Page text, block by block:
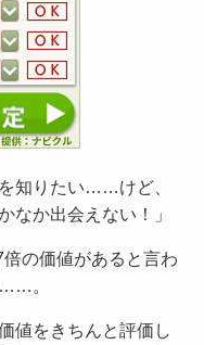
知りたい……けど、
なか出会えない！」
の価値があると言わ
。
値をきちんと評価し